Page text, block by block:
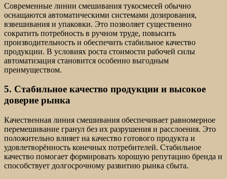
Современные линии смешивания тукосмесей обычно
оснащаются автоматическими системами дозирования,
взвешивания и упаковки. Это позволяет существенно
сократить потребность в ручном труде, повысить
производительность и обеспечить стабильное качество
продукции. В условиях роста стоимости рабочей силы
автоматизация становится особенно выгодным
преимуществом.
5. Стабильное качество продукции и высокое
доверие рынка
Качественная линия смешивания обеспечивает равномерное
перемешивание гранул без их разрушения и расслоения. Это
положительно влияет на качество готового продукта и
удовлетворённость конечных потребителей. Стабильное
качество помогает формировать хорошую репутацию бренда и
способствует долгосрочному развитию рынка сбыта.